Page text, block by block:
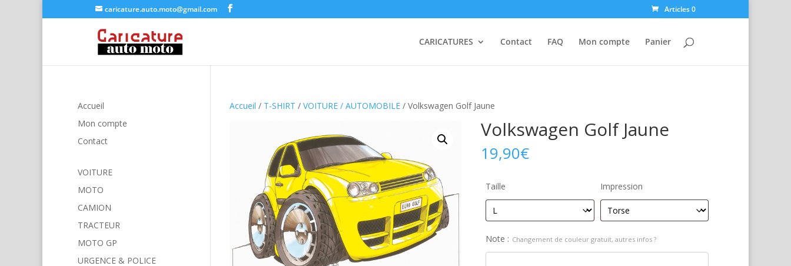
caricature.auto.moto@gmail.com Articles 0
CARICATURES Contact FAQ Mon compte Panier
Accueil / T-SHIRT / VOITURE / AUTOMOBILE/ Volkswagen Golf Jaune
Volkswagen Golf Jaune
19,90€
Taille Impression
Note : Changement de couleur gratuit, autres infos ?
Accueil
Mon compte
Contact
VOITURE
MOTO
CAMION
TRACTEUR
MOTO GP
URGENCE & POLICE